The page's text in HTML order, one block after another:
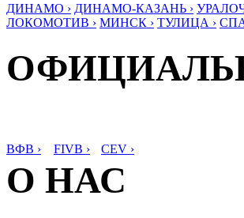
ДИНАМО › ДИНАМО-КАЗАНЬ ›
ЛОКОМОТИВ › МИНСК › ТУЛИЦА ›
ВФВ › FIVB › CEV ›
О НАС